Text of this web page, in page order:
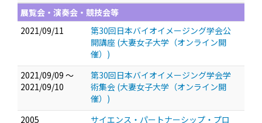
展覧会・演奏会・競技会等
2021/09/11
第30回日本バイオイメージング学会公
開講座 (大妻女子大学（オンライン開
催）)
2021/09/09 ～
2021/09/10
第30回日本バイオイメージング学会学
術集会 (大妻女子大学（オンライン開
催）)
2005
サイエンス・パートナーシップ・プロ